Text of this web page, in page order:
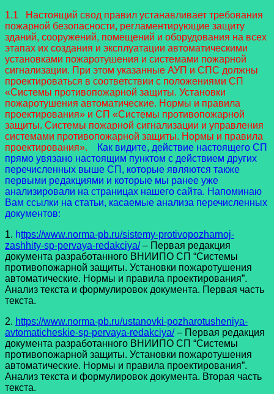
1.1 Настоящий свод правил устанавливает требования
пожарной безопасности, регламентирующие защиту
зданий, сооружений, помещений и оборудования на всех
этапах их создания и эксплуатации автоматическими
установками пожаротушения и системами пожарной
сигнализации. При этом указанные АУП и СПС должны
проектироваться в соответствии с положениями СП
«Системы противопожарной защиты. Установки
пожаротушения автоматические. Нормы и правила
проектирования» и СП «Системы противопожарной
защиты. Системы пожарной сигнализации и управления
системами противопожарной защиты. Нормы и правила
проектирования».
Как видите, действие настоящего СП
прямо увязано настоящим пунктом с действием других
перечисленных выше СП, которые являются также
первыми редакциями и которые мы ранее уже
анализировали на страницах нашего сайта. Напоминаю
Вам ссылки на статьи, касаемые анализа перечисленных
документов:
1. https://www.norma-pb.ru/sistemy-protivopozharnoj-
zashhity-sp-pervaya-redakciya/ – Первая редакция
документа разработанного ВНИИПО СП “Системы
противопожарной защиты. Установки пожаротушения
автоматические. Нормы и правила проектирования”.
Анализ текста и формулировок документа. Первая часть
текста.
2. https://www.norma-pb.ru/ustanovki-pozharotusheniya-
avtomaticheskie-sp-pervaya-redakciya/– Первая редакция
документа разработанного ВНИИПО СП “Системы
противопожарной защиты. Установки пожаротушения
автоматические. Нормы и правила проектирования”.
Анализ текста и формулировок документа. Вторая часть
текста.